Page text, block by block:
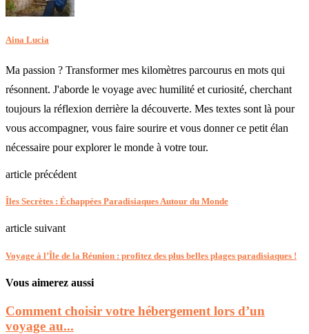
Aina Lucia
Ma passion ? Transformer mes kilomètres parcourus en mots qui
résonnent. J'aborde le voyage avec humilité et curiosité, cherchant
toujours la réflexion derrière la découverte. Mes textes sont là pour
vous accompagner, vous faire sourire et vous donner ce petit élan
nécessaire pour explorer le monde à votre tour.
article précédent
Îles Secrètes : Échappées Paradisiaques Autour du Monde
article suivant
Voyage à l’Île de la Réunion : profitez des plus belles plages paradisiaques !
Vous aimerez aussi
Comment choisir votre hébergement lors d’un
voyage au...